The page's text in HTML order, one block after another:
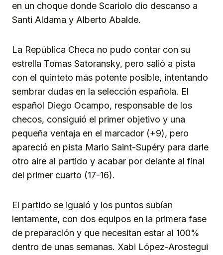
en un choque donde Scariolo dio descanso a
Santi Aldama y Alberto Abalde.
La República Checa no pudo contar con su
estrella Tomas Satoransky, pero salió a pista
con el quinteto más potente posible, intentando
sembrar dudas en la selección española. El
español Diego Ocampo, responsable de los
checos, consiguió el primer objetivo y una
pequeña ventaja en el marcador (+9), pero
apareció en pista Mario Saint-Supéry para darle
otro aire al partido y acabar por delante al final
del primer cuarto (17-16).
El partido se igualó y los puntos subían
lentamente, con dos equipos en la primera fase
de preparación y que necesitan estar al 100%
dentro de unas semanas. Xabi López-Arostegui